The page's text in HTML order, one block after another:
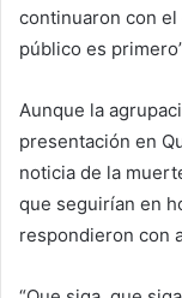
continuaron con
público es
Aunque la
presentación en
noticia de la
que seguirían en
respondieron con